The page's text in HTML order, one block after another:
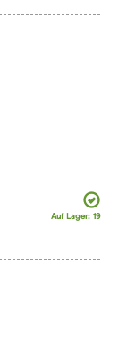
Auf Lager: 19